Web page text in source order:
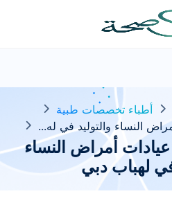
أطباء تخصصات طبية
النساء والتوليد في له...
أمراض النساء
في لهباب دبي